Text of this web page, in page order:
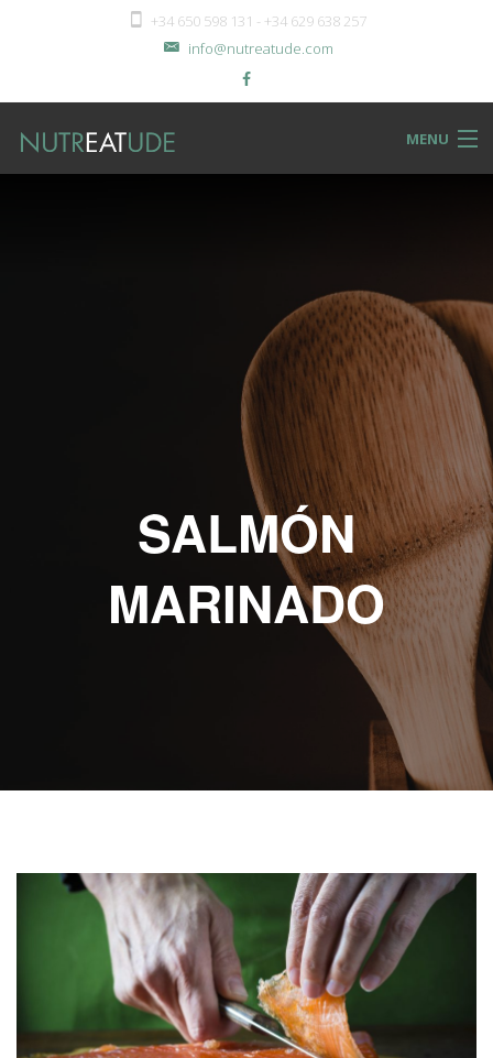
+34 650 598 131 - +34 629 638 257
info@nutreatude.com
MENU
Back
RECIPeatS
RECETAS
ESCRITAS
VIDEO
RECETAS
KIDS
SALMÓN
MARINADO